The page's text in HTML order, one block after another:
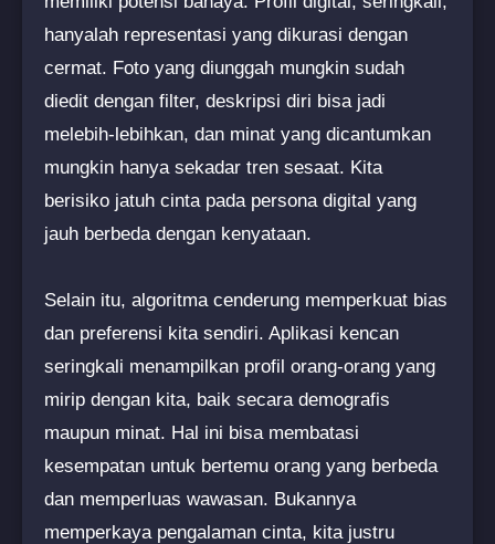
hanyalah representasi yang dikurasi dengan
cermat. Foto yang diunggah mungkin sudah
diedit dengan filter, deskripsi diri bisa jadi
melebih-lebihkan, dan minat yang dicantumkan
mungkin hanya sekadar tren sesaat. Kita
berisiko jatuh cinta pada persona digital yang
jauh berbeda dengan kenyataan.
Selain itu, algoritma cenderung memperkuat bias
dan preferensi kita sendiri. Aplikasi kencan
seringkali menampilkan profil orang-orang yang
mirip dengan kita, baik secara demografis
maupun minat. Hal ini bisa membatasi
kesempatan untuk bertemu orang yang berbeda
dan memperluas wawasan. Bukannya
memperkaya pengalaman cinta, kita justru